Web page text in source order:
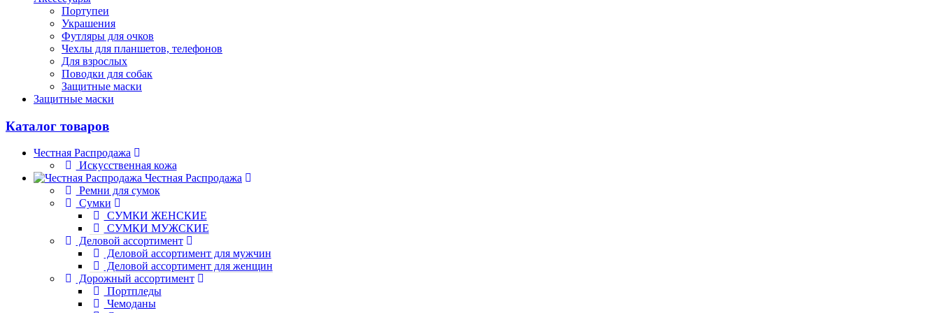
Портупеи
Украшения
Футляры для очков
Чехлы для планшетов, телефонов
Для взрослых
Поводки для собак
Защитные маски
Защитные маски
Каталог товаров
Честная Распродажа
Искусственная кожа
Честная Распродажа
Ремни для сумок
Сумки
СУМКИ ЖЕНСКИЕ
СУМКИ МУЖСКИЕ
Деловой ассортимент
Деловой ассортимент для мужчин
Деловой ассортимент для женщин
Дорожный ассортимент
Портпледы
Чемоданы